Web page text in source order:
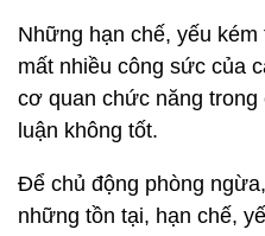
Những hạn chế, yếu
mất nhiều công sức của
cơ quan chức năng
luận không tốt.
Để chủ động phòng
những tồn tại, hạn chế,